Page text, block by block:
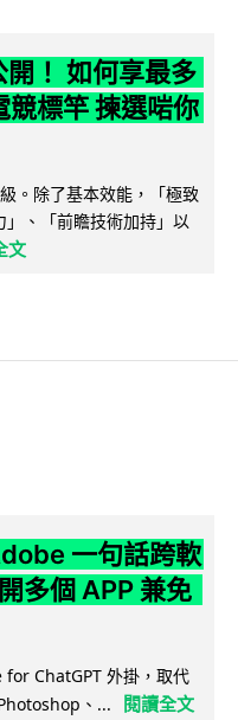
！ 如何享最多
標竿 揀選啱你
。除了基本效能，「極致
、「前瞻技術加持」以
文
一句話跨軟
多個 APP 兼免
ChatGPT 外掛，取代
、...
閱讀全文